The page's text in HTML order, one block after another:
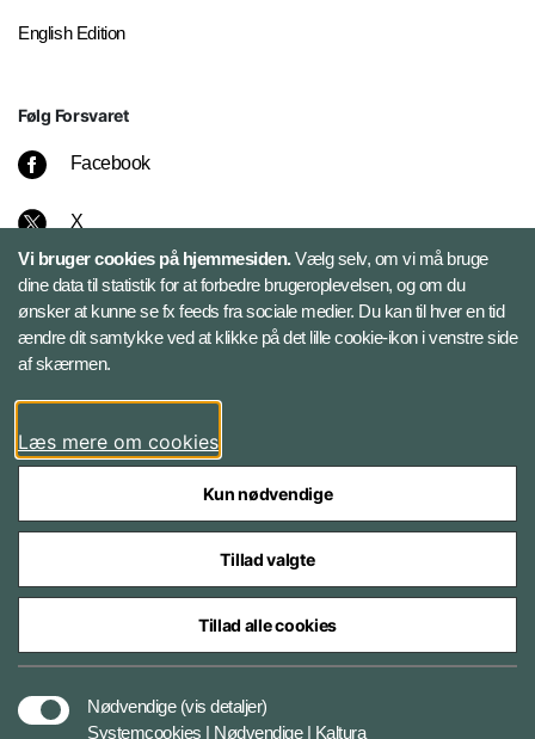
English Edition
Følg Forsvaret
Facebook
X
Instagram
Bluesky
LinkedIn
Styrelser og myndigheder under Forsvarsministeriet
Vi bruger cookies på hjemmesiden.Vælg selv, om vi må bruge
dine data til statistik for at forbedre brugeroplevelsen, og om du
ønsker at kunne se fx feeds fra sociale medier. Du kan til hver en tid
ændre dit samtykke ved at klikke på det lille cookie-ikon i venstre side
af skærmen.
Læs mere om cookies
Kun nødvendige
Tillad valgte
Tillad alle cookies
Nødvendige (vis detaljer)
Systemcookies | Nødvendige | Kaltura